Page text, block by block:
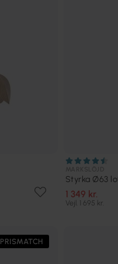
Styrka Ø63
1 349 kr.
Vejl. 1 695 kr.
PRISMATCH